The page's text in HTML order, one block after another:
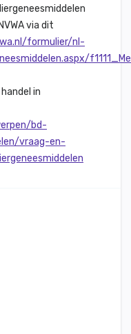
via dit
formulier/nl-
in
bd-
vraag-en-